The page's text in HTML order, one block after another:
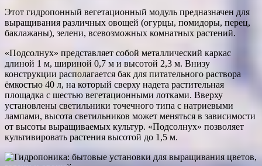
Этот гидропонный вегетационный модуль предназначен для
выращивания различных овощей (огурцы, помидоры, перец,
баклажаны), зелени, всевозможных комнатных растений.
«Подсолнух» представляет собой металлический каркас
длиной 1 м, шириной 0,7 м и высотой 2,3 м. Внизу
конструкции располагается бак для питательного раствора
ёмкостью 40 л, на который сверху надета растительная
площадка с шестью вегетационными лотками. Вверху
установлены светильники точечного типа с натриевыми
лампами, высота светильников может меняться в зависимости
от высоты выращиваемых культур. «Подсолнух» позволяет
культивировать растения высотой до 1,5 м.